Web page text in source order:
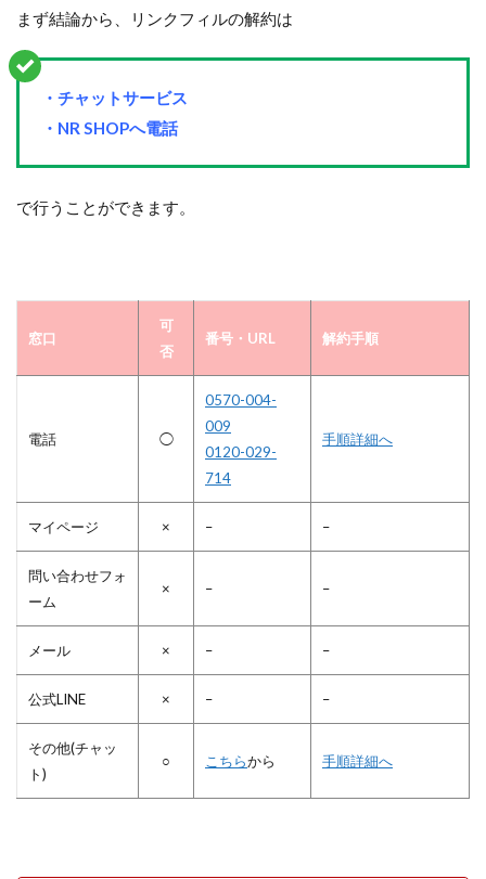
まず結論から、リンクフィルの解約は
・チャットサービス
・NR SHOPへ電話
で行うことができます。
窓口
可
否
番号・URL 解約手順
電話 ◯
0570-004-
009
0120-029-
714
手順詳細へ
マイページ × – –
問い合わせフォ
ーム
× – –
メール × – –
公式LINE × – –
その他(チャッ
ト)
○ こちらから 手順詳細へ